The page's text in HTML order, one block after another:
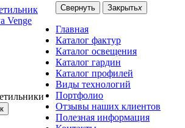
Venge
Свернуть Закрытьx
Главная
Каталог фактур
Каталог освещения
Каталог гардин
Каталог профилей
Виды технологий
Портфолио
Отзывы наших клиентов
Полезная информация